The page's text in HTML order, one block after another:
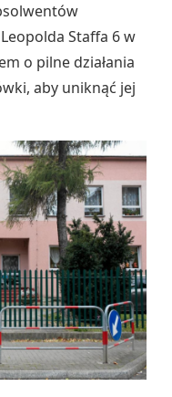
Staffa 6 w
o pilne działania
aby uniknąć jej